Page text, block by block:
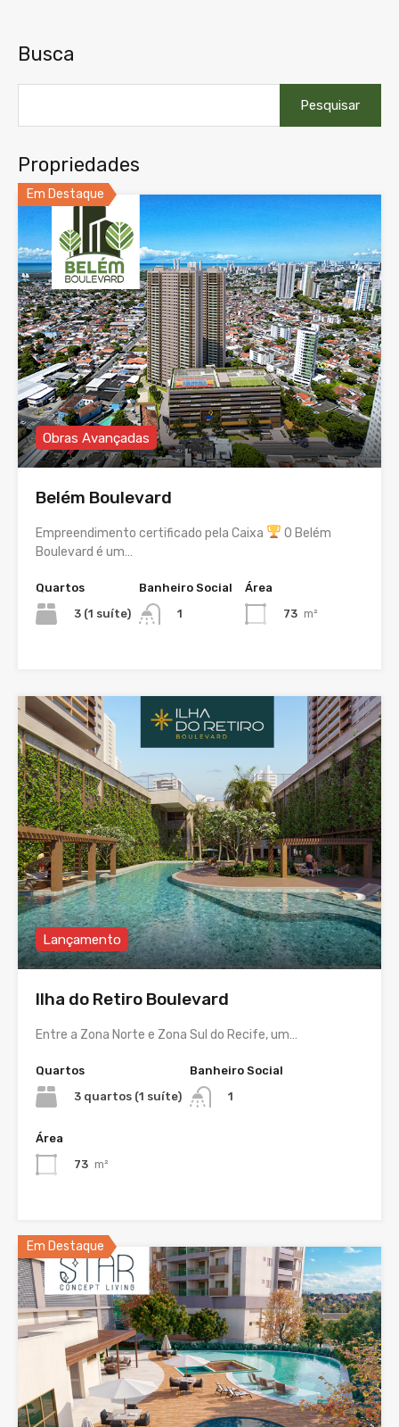
Busca
por:
Propriedades
Em Destaque
Obras Avançadas
Belém Boulevard
Empreendimento certificado pela Caixa
O Belém
Boulevard é um…
Quartos
3 (1 suíte)
Banheiro Social
1
Área
73 m²
Lançamento
Ilha do Retiro Boulevard
Entre a Zona Norte e Zona Sul do Recife, um…
Quartos
3 quartos (1 suíte)
Banheiro Social
1
Área
73 m²
Em Destaque